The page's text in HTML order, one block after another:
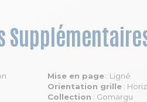
Mise en page : Ligné
Orientation grille :
Collection : Gomargu